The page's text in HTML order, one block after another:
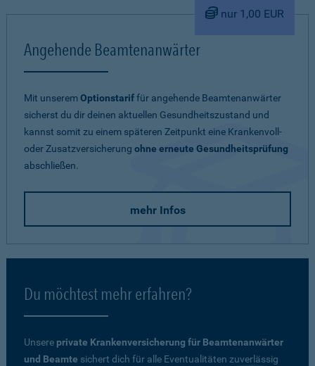
nur 1,00 EUR
Angehende Beamtenanwärter
Mit unseremOptionstariffür angehende Beamtenanwärter
sicherst du dir deinen aktuellen Gesundheitszustand und
kannst somit zu einem späteren Zeitpunkt eine Krankenvoll-
oder Zusatzversicherung ohne erneute Gesundheitsprüfung
abschließen.
mehr Infos
Du möchtest mehr erfahren?
Unsere private Krankenversicherung für Beamtenanwärter
und Beamte sichert dich für alle Eventualitäten zuverlässig